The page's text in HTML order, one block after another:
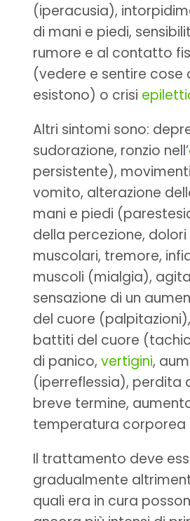
(iperacusia),
di mani e piedi,
rumore e al contatto
(vedere e sentire cose
esistono) o crisi
Altri sintomi sono:
sudorazione, ronzio nell’
persistente),
vomito, alterazione
mani e piedi
della percezione,
muscolari, tremore,
muscoli (mialgia),
sensazione di un
del cuore
battiti del cuore
di panico, vertigini,
(iperreflessia), perdita
breve termine,
temperatura corporea
Il trattamento deve
gradualmente
quali era in cura